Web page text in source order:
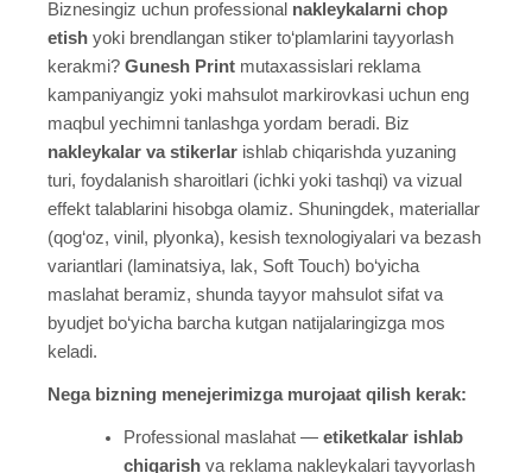
Biznesingiz uchun professional nakleykalarni chop
etish yoki brendlangan stiker to‘plamlarini tayyorlash
kerakmi? Gunesh Print mutaxassislari reklama
kampaniyangiz yoki mahsulot markirovkasi uchun eng
maqbul yechimni tanlashga yordam beradi. Biz
nakleykalar va stikerlar ishlab chiqarishda yuzaning
turi, foydalanish sharoitlari (ichki yoki tashqi) va vizual
effekt talablarini hisobga olamiz. Shuningdek, materiallar
(qog‘oz, vinil, plyonka), kesish texnologiyalari va bezash
variantlari (laminatsiya, lak, Soft Touch) bo‘yicha
maslahat beramiz, shunda tayyor mahsulot sifat va
byudjet bo‘yicha barcha kutgan natijalaringizga mos
keladi.
Nega bizning menejerimizga murojaat qilish kerak:
Professional maslahat — etiketkalar ishlab
chiqarishva reklama nakleykalari tayyorlash